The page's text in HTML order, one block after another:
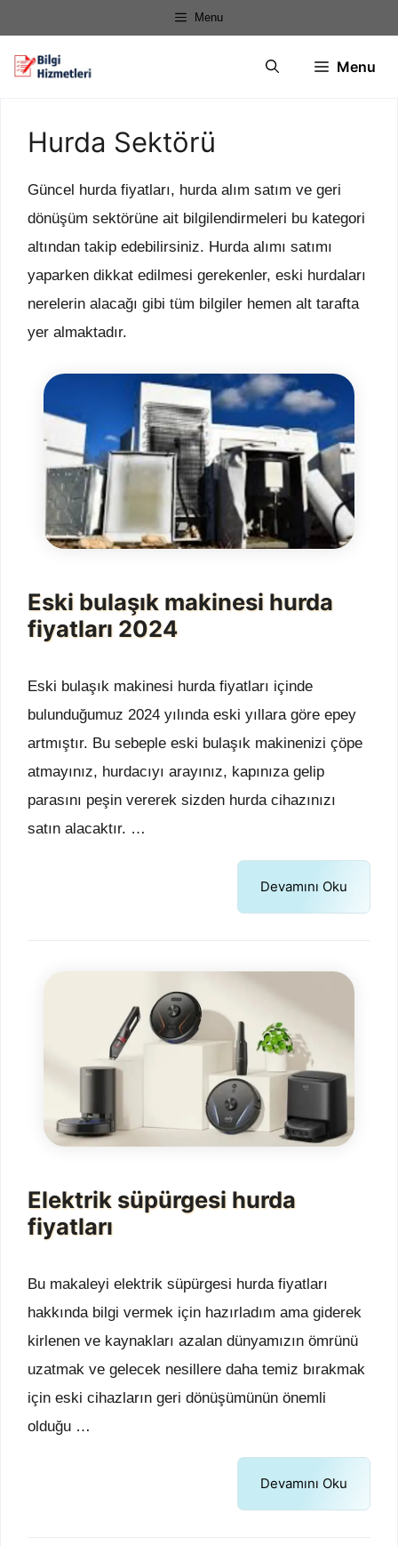
atla
Menu
Menu
Hurda Sektörü
Güncel hurda fiyatları, hurda alım satım ve geri
dönüşüm sektörüne ait bilgilendirmeleri bu kategori
altından takip edebilirsiniz. Hurda alımı satımı
yaparken dikkat edilmesi gerekenler, eski hurdaları
nerelerin alacağı gibi tüm bilgiler hemen alt tarafta
yer almaktadır.
Eski bulaşık makinesi hurda
fiyatları 2024
Eski bulaşık makinesi hurda fiyatları içinde
bulunduğumuz 2024 yılında eski yıllara göre epey
artmıştır. Bu sebeple eski bulaşık makinenizi çöpe
atmayınız, hurdacıyı arayınız, kapınıza gelip
parasını peşin vererek sizden hurda cihazınızı
satın alacaktır. …
Devamını Oku
Elektrik süpürgesi hurda
fiyatları
Bu makaleyi elektrik süpürgesi hurda fiyatları
hakkında bilgi vermek için hazırladım ama giderek
kirlenen ve kaynakları azalan dünyamızın ömrünü
uzatmak ve gelecek nesillere daha temiz bırakmak
için eski cihazların geri dönüşümünün önemli
olduğu …
Devamını Oku